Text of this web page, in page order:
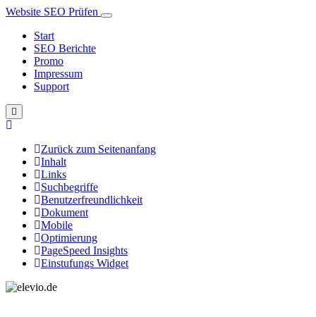
Website SEO Prüfen
Start
SEO Berichte
Promo
Impressum
Support
Zurück zum Seitenanfang
Inhalt
Links
Suchbegriffe
Benutzerfreundlichkeit
Dokument
Mobile
Optimierung
PageSpeed Insights
Einstufungs Widget